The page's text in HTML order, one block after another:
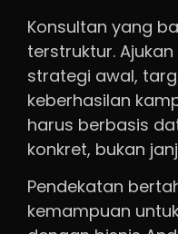
Konsultan yang
terstruktur.
strategi awal,
keberhasilan
harus berbasis
konkret, bukan
Pendekatan
kemampuan